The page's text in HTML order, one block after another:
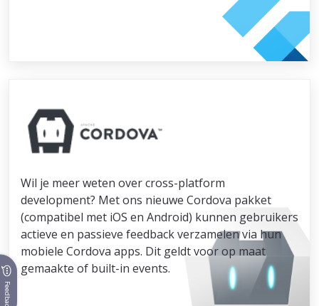
Wil je meer weten over cross-platform
development? Met ons nieuwe Cordova pakket
(compatibel met iOS en Android) kunnen gebruikers
actieve en passieve feedback verzamelen via hun
mobiele Cordova apps. Dit geldt voor op maat
gemaakte of built-in events.
Feedback